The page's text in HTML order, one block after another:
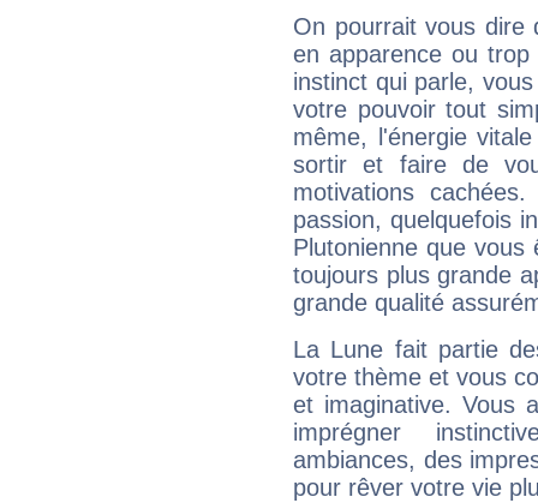
On pourrait vous dire
en apparence ou
instinct qui parle,
votre pouvoir tout
même, l'énergie
sortir et faire de
motivations
passion, quelquefois
Plutonienne que
toujours plus grande
grande qualité
La Lune fait partie
votre thème et vous
et imaginative. Vous
imprégner
ambiances, des
pour rêver votre vie